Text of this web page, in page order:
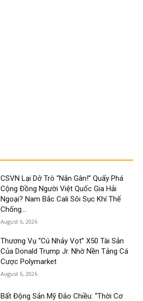
CSVN Lại Dở Trò “Nắn Gân!” Quấy Phá
Cộng Đồng Người Việt Quốc Gia Hải
Ngoại? Nam Bắc Cali Sôi Sục Khí Thế
Chống...
August 6, 2026
Thương Vụ “Cú Nhảy Vọt” X50 Tài Sản
Của Donald Trump Jr. Nhờ Nền Tảng Cá
Cược Polymarket
August 6, 2026
Bất Động Sản Mỹ Đảo Chiều: “Thời Cơ